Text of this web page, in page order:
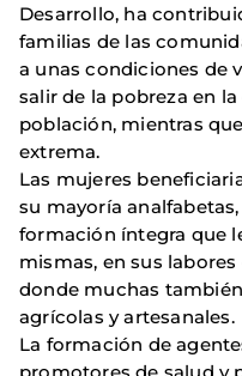
Desarrollo, ha
familias de las
a unas condiciones de
salir de la pobreza en
población, mientras
extrema.
Las mujeres
su mayoría
formación íntegra que
mismas, en sus
donde muchas
agrícolas y artesanales.
La formación de